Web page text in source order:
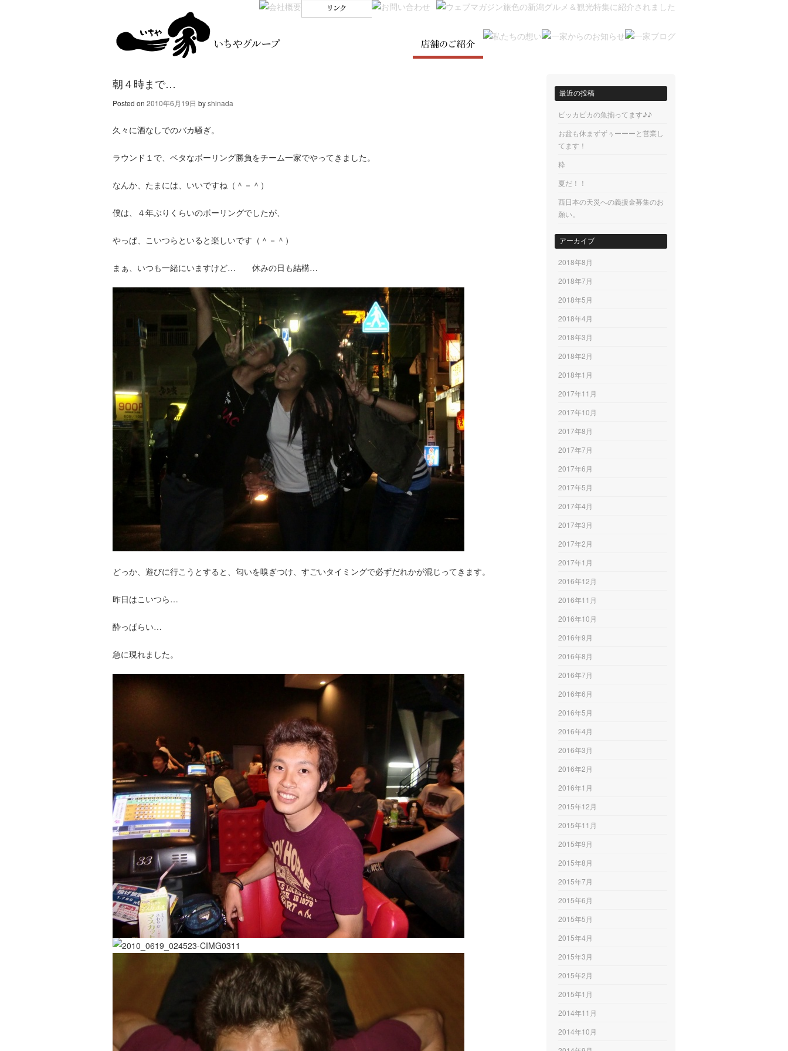
朝４時まで…
Posted on 2010年6月19日 byshinada
久々に酒なしでのバカ騒ぎ。
ラウンド１で、ベタなボーリング勝負をチーム一家でやってきました。
なんか、たまには、いいですね（＾－＾）
僕は、４年ぶりくらいのボーリングでしたが、
やっぱ、こいつらといると楽しいです（＾－＾）
まぁ、いつも一緒にいますけど… 休みの日も結構…
どっか、遊びに行こうとすると、匂いを嗅ぎつけ、すごいタイミングで必ずだれかが混じってきます。
昨日はこいつら…
酔っぱらい…
急に現れました。
最近の投稿
ピッカピカの魚揃ってます♪♪
お盆も休まずずぅーーーと営業し
てます！
粋
夏だ！！
西日本の天災への義援金募集のお
願い。
アーカイブ
2018年8月
2018年7月
2018年5月
2018年4月
2018年3月
2018年2月
2018年1月
2017年11月
2017年10月
2017年8月
2017年7月
2017年6月
2017年5月
2017年4月
2017年3月
2017年2月
2017年1月
2016年12月
2016年11月
2016年10月
2016年9月
2016年8月
2016年7月
2016年6月
2016年5月
2016年4月
2016年3月
2016年2月
2016年1月
2015年12月
2015年11月
2015年9月
2015年8月
2015年7月
2015年6月
2015年5月
2015年4月
2015年3月
2015年2月
2015年1月
2014年11月
2014年10月